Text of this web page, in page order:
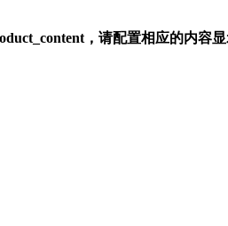
，请配置相应的内容